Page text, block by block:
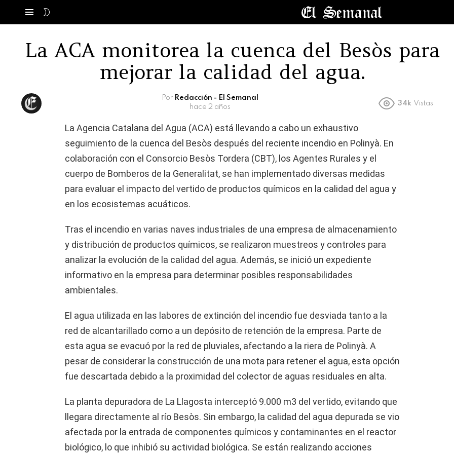
La ACA monitorea la cuenca del Besòs para
mejorar la calidad del agua.
Por Redacción - El Semanal
hace 2 años
34k Vistas
La Agencia Catalana del Agua (ACA) está llevando a cabo un exhaustivo
seguimiento de la cuenca del Besòs después del reciente incendio en Polinyà. En
colaboración con el Consorcio Besòs Tordera (CBT), los Agentes Rurales y el
cuerpo de Bomberos de la Generalitat, se han implementado diversas medidas
para evaluar el impacto del vertido de productos químicos en la calidad del agua y
en los ecosistemas acuáticos.
Tras el incendio en varias naves industriales de una empresa de almacenamiento
y distribución de productos químicos, se realizaron muestreos y controles para
analizar la evolución de la calidad del agua. Además, se inició un expediente
informativo en la empresa para determinar posibles responsabilidades
ambientales.
El agua utilizada en las labores de extinción del incendio fue desviada tanto a la
red de alcantarillado como a un depósito de retención de la empresa. Parte de
esta agua se evacuó por la red de pluviales, afectando a la riera de Polinyà. A
pesar de considerar la construcción de una mota para retener el agua, esta opción
fue descartada debido a la proximidad del colector de aguas residuales en alta.
La planta depuradora de La Llagosta interceptó 9.000 m3 del vertido, evitando que
llegara directamente al río Besòs. Sin embargo, la calidad del agua depurada se vio
afectada por la entrada de componentes químicos y contaminantes en el reactor
biológico, lo que inhibió su actividad biológica. Se están realizando acciones